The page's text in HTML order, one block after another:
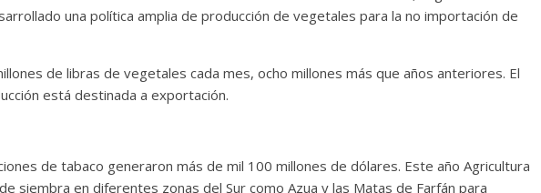
una política amplia de producción de vegetales para la no importación de
de libras de vegetales cada mes, ocho millones más que años anteriores. El
está destinada a exportación.
de tabaco generaron más de mil 100 millones de dólares. Este año Agricultura
siembra en diferentes zonas del Sur como Azua y las Matas de Farfán para